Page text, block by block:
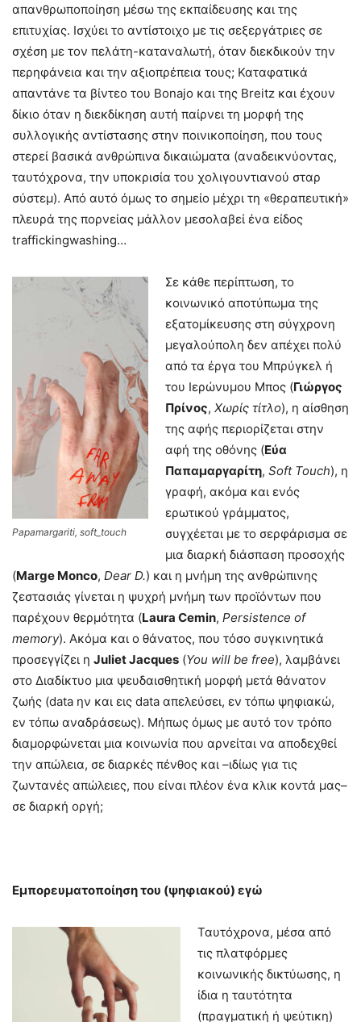
απανθρωποποίηση μέσω της εκπαίδευσης και της
επιτυχίας. Ισχύει το αντίστοιχο με τις σεξεργάτριες σε
σχέση με τον πελάτη-καταναλωτή, όταν διεκδικούν την
περηφάνεια και την αξιοπρέπεια τους; Καταφατικά
απαντάνε τα βίντεο του Bonajo και της Breitz και έχουν
δίκιο όταν η διεκδίκηση αυτή παίρνει τη μορφή της
συλλογικής αντίστασης στην ποινικοποίηση, που τους
στερεί βασικά ανθρώπινα δικαιώματα (αναδεικνύοντας,
ταυτόχρονα, την υποκρισία του χολιγουντιανού σταρ
σύστεμ). Από αυτό όμως το σημείο μέχρι τη «θεραπευτική»
πλευρά της πορνείας μάλλον μεσολαβεί ένα είδος
traffickingwashing…
Papamargariti, soft_touch
Σε κάθε περίπτωση, το
κοινωνικό αποτύπωμα της
εξατομίκευσης στη σύγχρονη
μεγαλούπολη δεν απέχει πολύ
από τα έργα του Μπρύγκελ ή
του Ιερώνυμου Μπος (Γιώργος
Πρίνος, Χωρίς τίτλο), η αίσθηση
της αφής περιορίζεται στην
αφή της οθόνης (Εύα
Παπαμαργαρίτη, Soft Touch), η
γραφή, ακόμα και ενός
ερωτικού γράμματος,
συγχέεται με το σερφάρισμα σε
μια διαρκή διάσπαση προσοχής
(Marge Monco, Dear D.) και η μνήμη της ανθρώπινης
ζεστασιάς γίνεται η ψυχρή μνήμη των προϊόντων που
παρέχουν θερμότητα (Laura Cemin, Persistence of
memory). Ακόμα και ο θάνατος, που τόσο συγκινητικά
προσεγγίζει η Juliet Jacques (You will be free), λαμβάνει
στο Διαδίκτυο μια ψευδαισθητική μορφή μετά θάνατον
ζωής (data ην και εις data απελεύσει, εν τόπω ψηφιακώ,
εν τόπω αναδράσεως). Μήπως όμως με αυτό τον τρόπο
διαμορφώνεται μια κοινωνία που αρνείται να αποδεχθεί
την απώλεια, σε διαρκές πένθος και –ιδίως για τις
ζωντανές απώλειες, που είναι πλέον ένα κλικ κοντά μας–
σε διαρκή οργή;
Εμπορευματοποίηση του (ψηφιακού) εγώ
Ταυτόχρονα, μέσα από
τις πλατφόρμες
κοινωνικής δικτύωσης, η
ίδια η ταυτότητα
(πραγματική ή ψεύτικη)